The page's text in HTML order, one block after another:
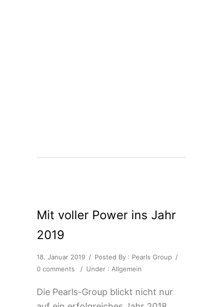
Mit voller Power ins Jahr
2019
18. Januar 2019 / Posted By : Pearls Group /
0 comments
/ Under : Allgemein
Die Pearls-Group blickt nicht nur